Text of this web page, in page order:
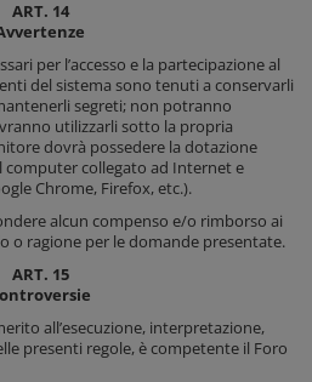
ART. 14
per l’accesso e la partecipazione al
del sistema sono tenuti a conservarli
segreti; non potranno
utilizzarli sotto la propria
dovrà possedere la dotazione
computer collegato ad Internet e
Chrome, Firefox, etc.).
alcun compenso e/o rimborso ai
o ragione per le domande presentate.
ART. 15
all’esecuzione, interpretazione,
presenti regole, è competente il Foro